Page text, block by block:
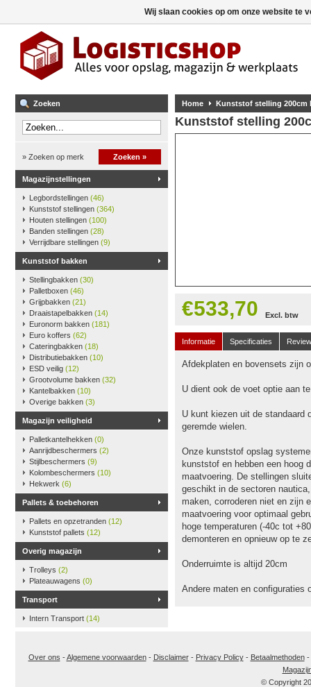
Zoeken
» Zoeken op merk Zoeken »
Magazijnstellingen
Legbordstellingen (46)
Kunststof stellingen (364)
Houten stellingen (100)
Banden stellingen (28)
Verrijdbare stellingen (9)
Kunststof bakken
Stellingbakken (30)
Palletboxen (46)
Grijpbakken (21)
Draaistapelbakken (14)
Euronorm bakken (181)
Euro koffers (62)
Cateringbakken (18)
Distributiebakken (10)
ESD veilig (12)
Grootvolume bakken (32)
Kantelbakken (10)
Overige bakken (3)
Magazijn veiligheid
Palletkantelhekken (0)
Aanrijdbeschermers (2)
Stijlbeschermers (9)
Kolombeschermers (10)
Hekwerk (6)
Pallets & toebehoren
Pallets en opzetranden (12)
Kunststof pallets (12)
Overig magazijn
Trolleys (2)
Plateauwagens (0)
Transport
Intern Transport (14)
Home Kunststof stelling 200cm
Kunststof stelling
€533,70 Excl. btw
Informatie Specificaties
Afdekplaten en bovensets zijn
U dient ook de voet optie aan
U kunt kiezen uit de standaard
geremde wielen.
Onze kunststof opslag
kunststof en hebben een hoog
maatvoering. De stellingen
geschikt in de sectoren
maken, corroderen niet en zijn
maatvoering voor optimaal
hoge temperaturen (-40c tot
demonteren en opnieuw op te
Onderruimte is altijd 20cm
Andere maten en configuraties
Over ons -Algemene voorwaarden- Disclaimer- Privacy Policy- Betaalmethoden-
© Copyright
Wij slaan cookies op om onze website te